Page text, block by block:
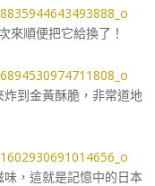
來順便把它給換了！
到金黃酥脆，非常道地
，這就是記憶中的日本